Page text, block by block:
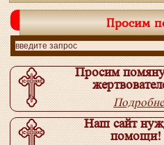
Просим
Просим
Наш сайт
помощи!